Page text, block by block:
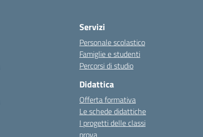
Servizi
Personale scolastico
Famiglie e studenti
Percorsi di studio
Didattica
Offerta formativa
Le schede didattiche
I progetti delle classi
prova